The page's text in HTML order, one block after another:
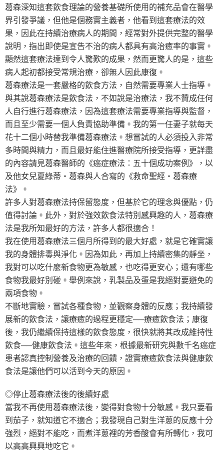
葛森深知這套飲食理論的營養基礎所使用的補充品會在醫學
界引發爭議，但他是個務實主義者，他看到這套療法的效
果，因此在持續治療病人的期間，經常對外提供完整的醫學
說明，指出即使是宣告不治的病人都具有高治癒率的事實。
顯然這套療法達到令人驚歎的成果，然而更驚人的是，這些
病人起初都接受常規治療，卻無人因此康復。
葛森療法是一套嚴格的飲食方法，自然需要專業人士指導。
與其說葛森療法是飲食法，不如說是治療法，我不贊成任何
人自行進行葛森療法，因為這套療法需要專業指導與監督，
而且至少需要一個人負責協助準備。我的第一任妻子就每天
花十二個小時替我準備葛森療法。想嘗試的人必須投入非常
多時間與精力，而且最好能住進醫療院所接受指導，更詳盡
的內容請見葛森醫師的《癌症療法：五十個成功案例》，以
及他女兒夏綠蒂‧葛森與人合寫的《救命聖經‧葛森療
法》。
許多人對葛森療法持保留態度，但基於它的理念與優點，仍
值得討論。此外，對於強效飲食法特別感興趣的人，葛森療
法是我所知最好的方法，許多人都很適合！
我在使用葛森療法三個月所得到的最大好處，就是它確實讓
我的身體排毒與淨化。因為如此，再加上持續密集的靜坐，
我對可以吃什麼新食物更為敏感，也吃得更安心；還有哪些
食物我最好別碰。舉例來說，乳製品及蛋是我絕對要避免的
兩項食物。
不斷地實驗，嘗試各種食物，並觀察身體的反應；我持續發
展新的飲食法，讓療癒的過程更穩定──療癒飲食法；康復
後，我仍繼續保持這樣的飲食態度，很快就將其改成維持性
飲食──健康飲食法。這些年來，根據最新研究與數千名癌症
患者認真控制營養及治療的回饋，證實療癒飲食法與健康飲
食法是讓他們可以活到今天的原因。
◎停止葛森療法後的後續好處
當我不再使用葛森療法後，變得對食物十分敏感。我只要看
到茄子，就知道它不適合；我發現自己對生洋蔥的反應十分
強烈，絕對不能吃，而煮洋蔥裡的芳香酸會有所轉化，我可
以高高興興地吃它。